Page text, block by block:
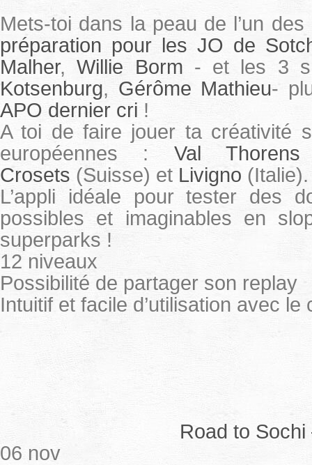
Mets-toi dans la peau de l’un des
préparation pour les JO de
Malher,Willie Borm - et les 3
Kotsenburg, Gérôme Mathieu-
APO dernier cri !
A toi de faire jouer ta créativité
européennes : Val Thorens
Crosets (Suisse) et Livigno (Italie).
L’appli idéale pour tester des
possibles et imaginables en
superparks !
12 niveaux
Possibilité de partager son replay
Intuitif et facile d’utilisation avec le
Road to
06 nov